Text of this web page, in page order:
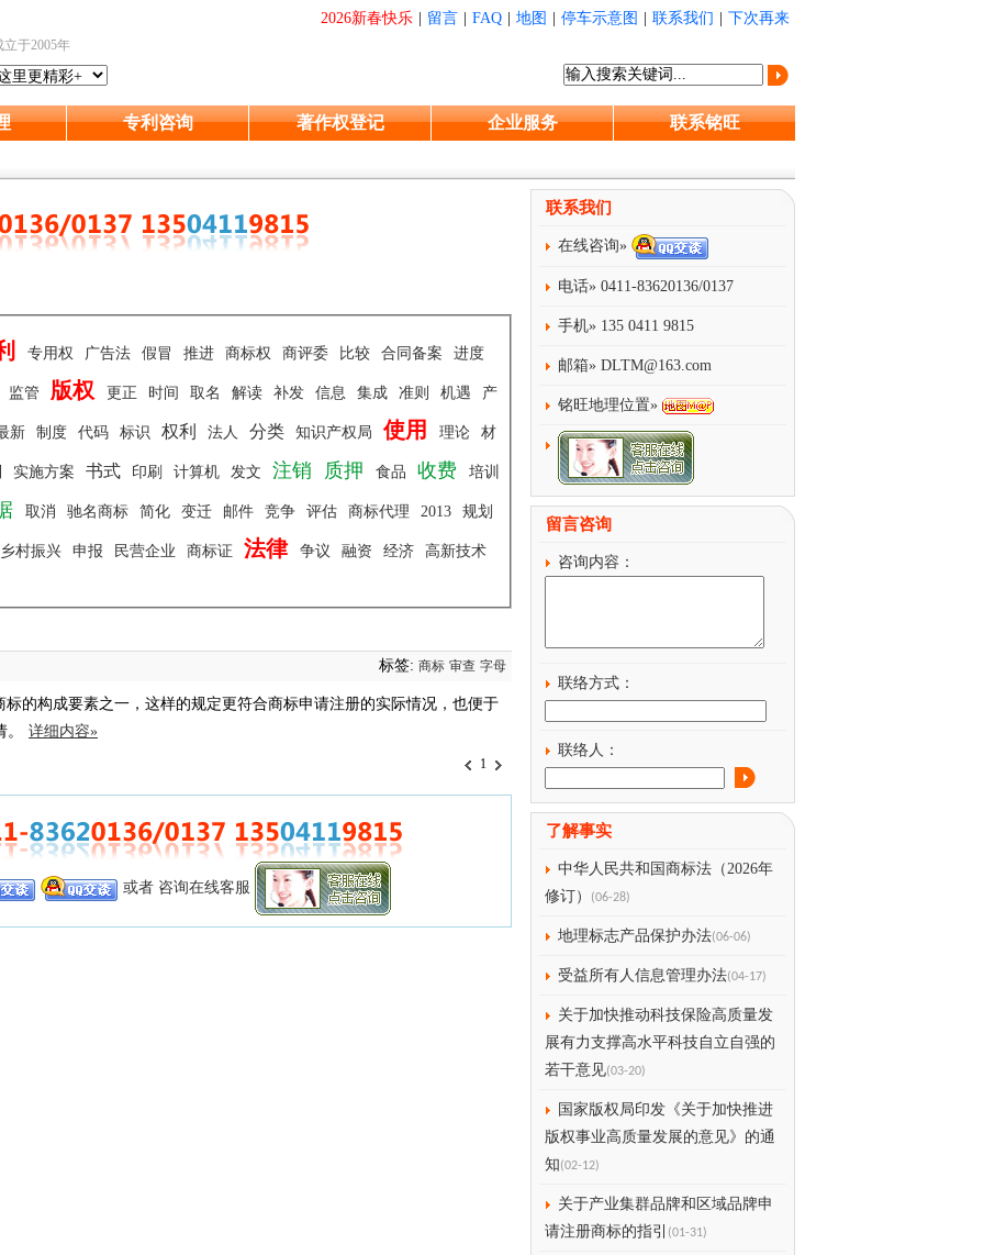
立于2005年
2026新春快乐 留言 FAQ 地图 停车示意图 联系我们 下次再来
专利咨询 著作权登记 企业服务 联系铭旺
专用权 广告法 假冒 推进 商标权 商评委 比较 合同备案 进度
监管 版权 更正 时间 取名 解读 补发 信息 集成 准则 机遇 产
新 制度 代码 标识 权利 法人 分类 知识产权局 使用 理论 材
实施方案 书式 印刷 计算机 发文 注销 质押 食品 收费 培训
取消 驰名商标 简化 变迁 邮件 竞争 评估 商标代理 2013 规划
乡村振兴 申报 民营企业 商标证 法律 争议 融资 经济 高新技术
标签: 商标 审查 字母
标的构成要素之一，这样的规定更符合商标申请注册的实际情况，也便于
详细内容»
1
或者 咨询在线客服
联系我们
在线咨询»
电话» 0411-83620136/0137
手机» 135 0411 9815
邮箱» DLTM@163.com
铭旺地理位置»
留言咨询
咨询内容：
联络方式：
联络人：
了解事实
中华人民共和国商标法（2026年
修订）
(06-28)
地理标志产品保护办法(06-06)
受益所有人信息管理办法(04-17)
关于加快推动科技保险高质量发
展有力支撑高水平科技自立自强的
若干意见(03-20)
国家版权局印发《关于加快推进
版权事业高质量发展的意见》的通
知(02-12)
关于产业集群品牌和区域品牌申
请注册商标的指引
(01-31)